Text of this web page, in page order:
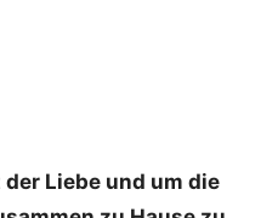
Liebe und um die